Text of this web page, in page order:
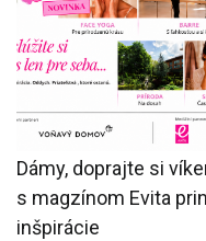
Dámy, doprajte si
s magzínom Evita
inšpirácie